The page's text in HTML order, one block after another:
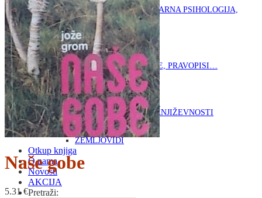
PSIHOLOGIJA, POPULARNA PSIHOLOGIJA,
ALTERNATIVA
RAZNO
RELIGIJA
OD RJEČNIKA
DO ZEMLJOVIDA
RJEČNICI, GRAMATIKE, PRAVOPISI…
ŠAH
SPORT
STRIPOVI
TEHNIČKE ZNANOSTI
TEORIJA I POVIJEST KNJIŽEVNOSTI
VEDUTE
ZAGREB
ZEMLJOVIDI
Otkup knjiga
O nama
Novosti
AKCIJA
Pretraži:
Naše gobe
5.31€